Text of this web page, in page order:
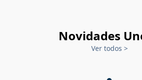
Novidades
Ver todos >